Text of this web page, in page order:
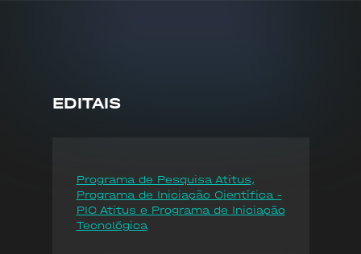
EDITAIS
Programa de Pesquisa Atitus,
Programa de Iniciação Científica -
PIC Atitus e Programa de Iniciação
Tecnológica